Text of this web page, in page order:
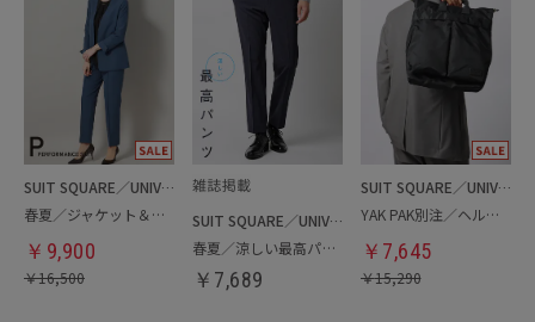
SUIT SQUARE／UNIVERSAL LANGUAGE／WHITE
春夏／ジャケット＆パンツセットアップ／洗濯ネット付き
￥ 9,900
￥16,500
SUIT SQUARE／UNIVERSAL LANGUAGE
春夏／涼しい最高パンツ
￥ 7,689
SUIT SQUARE／UNIVERSAL LANGUAGE
YAK PAK別注／ヘルメットバッグ
￥ 7,645
￥15,290